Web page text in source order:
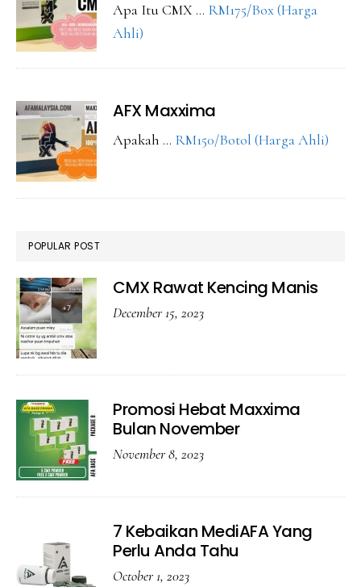
Apa Itu CMX … RM175/Box (Harga
Ahli)
AFX Maxxima
Apakah … RM150/Botol (Harga Ahli)
POPULAR POST
CMX Rawat Kencing Manis
December 15, 2023
Promosi Hebat Maxxima
Bulan November
November 8, 2023
7 Kebaikan MediAFA Yang
Perlu Anda Tahu
October 1, 2023